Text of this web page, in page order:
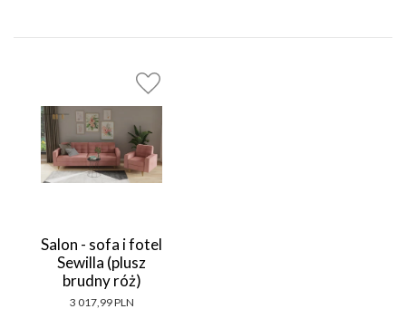
Salon - sofa i fotel
Sewilla (plusz
brudny róż)
3 017,99 PLN